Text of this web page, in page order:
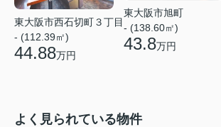
東大阪市西石切町３丁目
- (112.39㎡)
44.88万円
東大阪市旭町
- (138.60㎡)
43.8万円
よく見られている物件